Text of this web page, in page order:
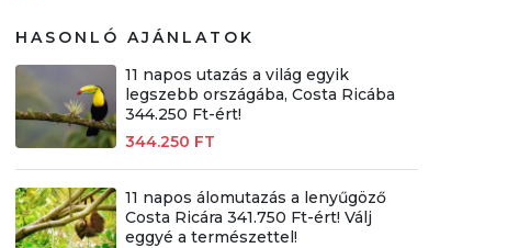
Sajtómegjelenések
HASONLÓ AJÁNLATOK
11 napos utazás a világ egyik
legszebb országába, Costa Ricába
344.250 Ft-ért!
344.250 FT
11 napos álomutazás a lenyűgöző
Costa Ricára 341.750 Ft-ért! Válj
eggyé a természettel!